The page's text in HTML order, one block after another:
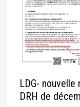
LDG-
DRH de